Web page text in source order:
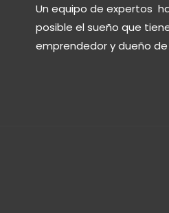
Un equipo de expertos
posible el sueño que
emprendedor y dueño